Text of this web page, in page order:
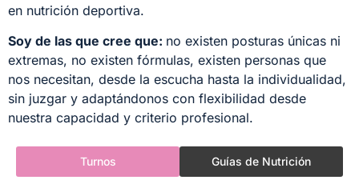
en nutrición deportiva.
Soy de las que cree que: no existen posturas únicas ni
extremas, no existen fórmulas, existen personas que
nos necesitan, desde la escucha hasta la individualidad,
sin juzgar y adaptándonos con flexibilidad desde
nuestra capacidad y criterio profesional.
Turnos Guías de Nutrición